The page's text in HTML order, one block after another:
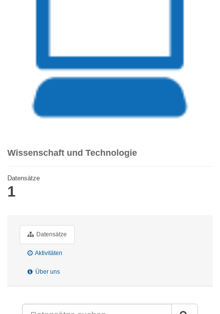
Wissenschaft und Technologie
Datensätze
1
Datensätze
Aktivitäten
Über uns